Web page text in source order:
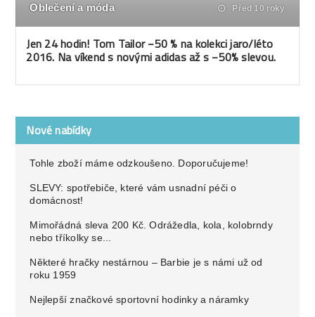
Oblečení a móda Před 10 roky
Jen 24 hodin! Tom Tailor −50 % na kolekci jaro/léto
2016. Na víkend s novými adidas až s −50% slevou.
Nové nabídky
Tohle zboží máme odzkoušeno. Doporučujeme!
SLEVY: spotřebiče, které vám usnadní péči o
domácnost!
Mimořádná sleva 200 Kč. Odrážedla, kola, kolobrndy
nebo tříkolky se...
Některé hračky nestárnou – Barbie je s námi už od
roku 1959
Nejlepší značkové sportovní hodinky a náramky